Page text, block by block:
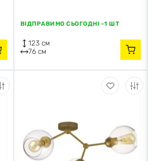
ВІДПРАВИМО СЬОГОДНІ -1 ШТ
123 см
76 см